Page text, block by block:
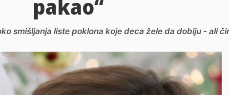
pakao“
smišljanja liste poklona koje deca žele da dobiju - ali